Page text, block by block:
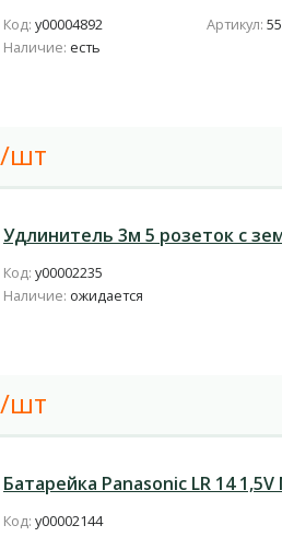
Код: у00004892 Артикул:
Наличие: есть
шт
Удлинитель 3м 5 розеток с
Код: у00002235
Наличие: ожидается
шт
Батарейка Panasonic LR 14
Код: у00002144